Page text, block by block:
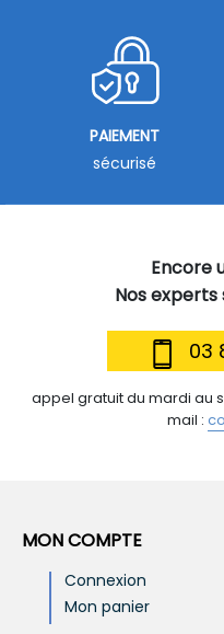
Encore
Nos experts
03
appel gratuit du mardi au
mail :
PAIEMENT
sécurisé
MON COMPTE
Connexion
Mon panier